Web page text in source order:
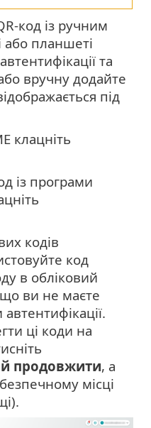
код із ручним
планшеті
та
вручну додайте
під
клацніть
із програми
кодів
код
в обліковий
ви не маєте
ці коди на
продовжити, а
місці